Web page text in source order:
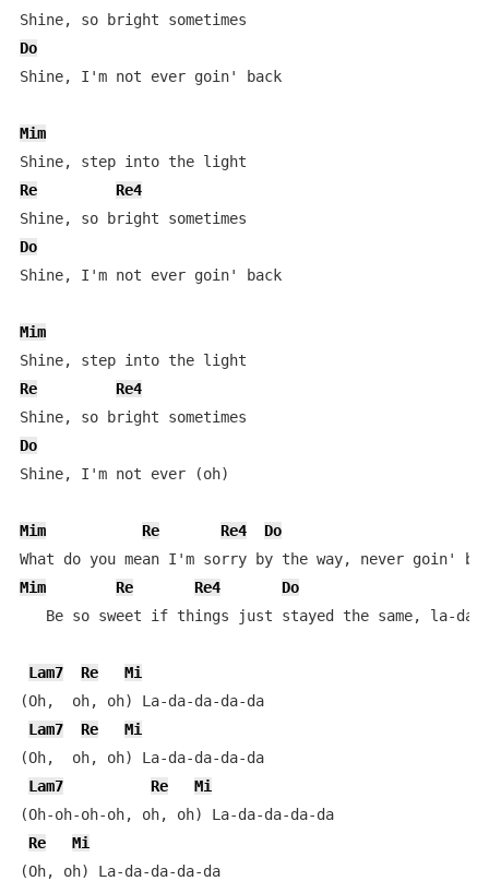
Do
Shine, I'm not ever goin' back
Mim
Re
Re4
Do
Shine, I'm not ever goin' back
Mim
Re
Re4
Do
Shine, I'm not ever (oh)
Mim Re Re4 Do
Mim Re Re4
Do
Be so sweet if things just stayed the same, la-da
Lam7 Re
Mi
(Oh,  oh, oh) La-da-da-da-da
Lam7
Re
Mi
(Oh,  oh, oh) La-da-da-da-da
Lam7
Re
Mi
(Oh-oh-oh-oh, oh, oh) La-da-da-da-da
Re
Mi
(Oh, oh) La-da-da-da-da